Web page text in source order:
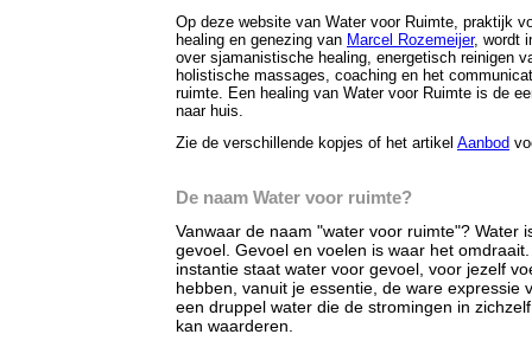
Op deze website van Water voor Ruimte, praktijk
healing en genezing van Marcel Rozemeijer, wordt
over sjamanistische healing, energetisch reinigen
holistische massages, coaching en het
ruimte. Een healing van Water voor Ruimte is de
naar huis.
Zie de verschillende kopjes of het artikel Aanbod
De naam Water voor ruimte?
Vanwaar de naam "water voor ruimte"? Water
gevoel. Gevoel en voelen is waar het
instantie staat water voor gevoel, voor jezelf
hebben, vanuit je essentie, de ware expressie
een druppel water die de stromingen in
kan waarderen.